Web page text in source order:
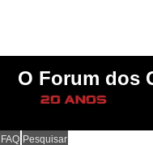
O Forum dos
FAQ Pesquisar